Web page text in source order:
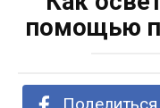
помощью